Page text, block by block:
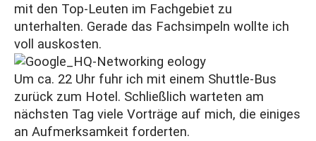
mit den Top-Leuten im Fachgebiet zu
unterhalten. Gerade das Fachsimpeln wollte ich
voll auskosten.
Um ca. 22 Uhr fuhr ich mit einem Shuttle-Bus
zurück zum Hotel. Schließlich warteten am
nächsten Tag viele Vorträge auf mich, die einiges
an Aufmerksamkeit forderten.